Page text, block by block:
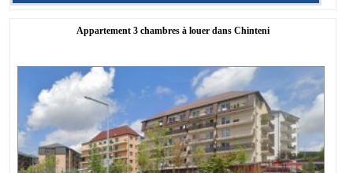
Appartement 3 chambres à louer dans Chinteni